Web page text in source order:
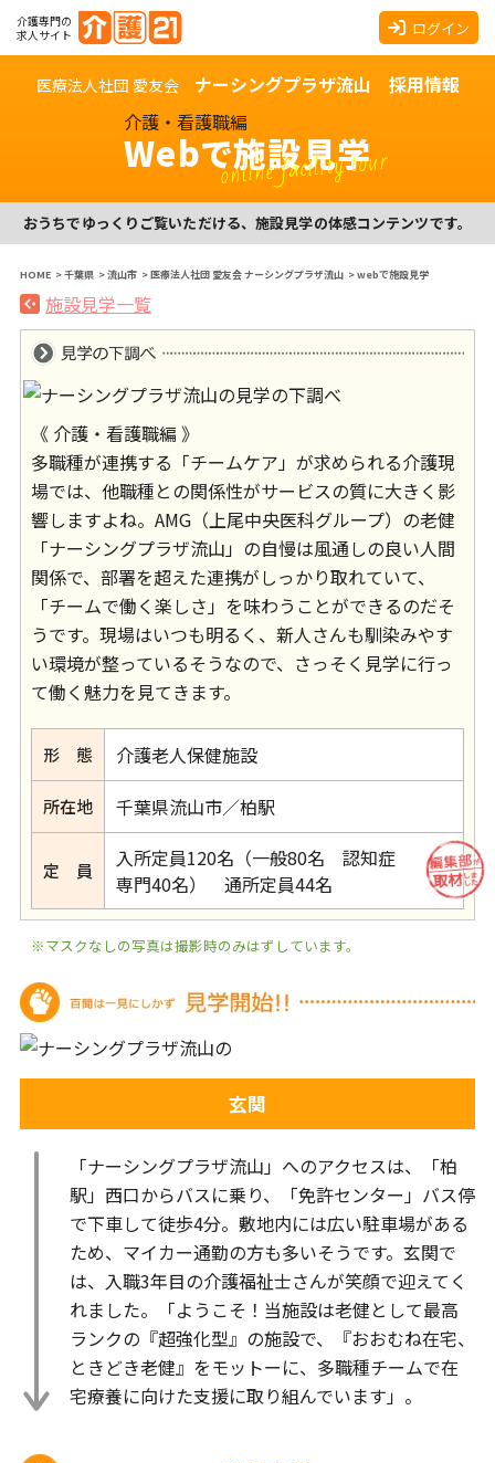
介護専門の
求人サイト
ログイン
医療法人社団 愛友会 ナーシングプラザ流山 採用情報
介護・看護職編
Webで施設見学
online facility tour
おうちでゆっくりご覧いただける、施設見学の体感コンテンツです。
HOME >千葉県 >流山市 >医療法人社団 愛友会 ナーシングプラザ流山 >webで施設見学
施設見学一覧
《 介護・看護職編 》
多職種が連携する「チームケア」が求められる介護現
場では、他職種との関係性がサービスの質に大きく影
響しますよね。AMG（上尾中央医科グループ）の老健
「ナーシングプラザ流山」の自慢は風通しの良い人間
関係で、部署を超えた連携がしっかり取れていて、
「チームで働く楽しさ」を味わうことができるのだそ
うです。現場はいつも明るく、新人さんも馴染みやす
い環境が整っているそうなので、さっそく見学に行っ
て働く魅力を見てきます。
形 態 介護老人保健施設
所在地 千葉県流山市／柏駅
定 員
入所定員120名（一般80名 認知症
専門40名） 通所定員44名
※マスクなしの写真は撮影時のみはずしています。
玄関
「ナーシングプラザ流山」へのアクセスは、「柏
駅」西口からバスに乗り、「免許センター」バス停
で下車して徒歩4分。敷地内には広い駐車場がある
ため、マイカー通勤の方も多いそうです。玄関で
は、入職3年目の介護福祉士さんが笑顔で迎えてく
れました。「ようこそ！当施設は老健として最高
ランクの『超強化型』の施設で、『おおむね在宅、
ときどき老健』をモットーに、多職種チームで在
宅療養に向けた支援に取り組んでいます」。